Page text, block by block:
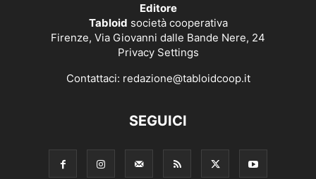
Editore
Tabloid società cooperativa
Firenze, Via Giovanni dalle Bande Nere, 24
Privacy Settings
Contattaci: redazione@tabloidcoop.it
SEGUICI